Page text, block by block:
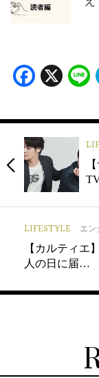
X
LIFESTYLE エン
【カルティエ
人の日に届…